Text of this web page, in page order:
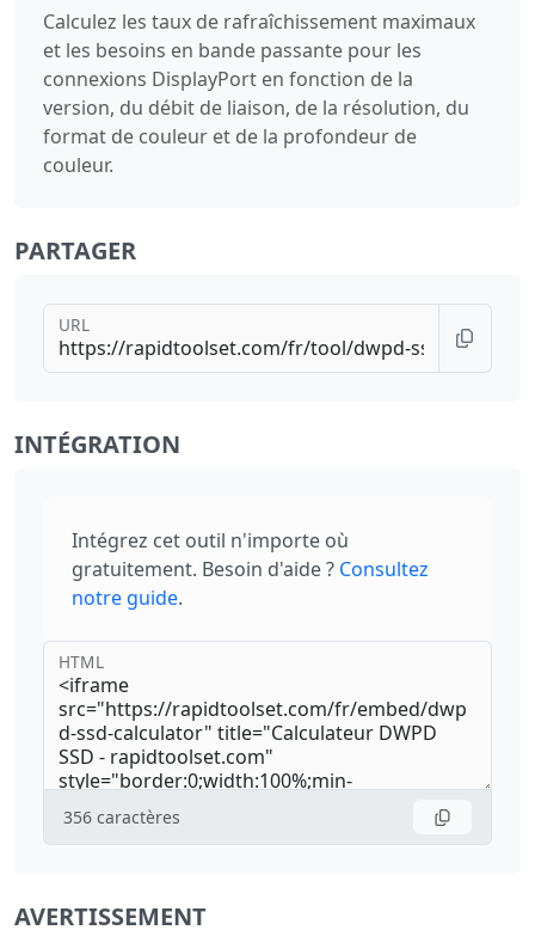
Calculez les taux de rafraîchissement maximaux
et les besoins en bande passante pour les
connexions DisplayPort en fonction de la
version, du débit de liaison, de la résolution, du
format de couleur et de la profondeur de
couleur.
PARTAGER
URL
INTÉGRATION
Intégrez cet outil n'importe où
gratuitement. Besoin d'aide ? Consultez
notre guide.
HTML
356 caractères
AVERTISSEMENT